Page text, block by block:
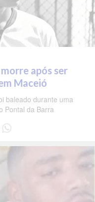
após ser
Maceió
baleado durante uma
Pontal da Barra